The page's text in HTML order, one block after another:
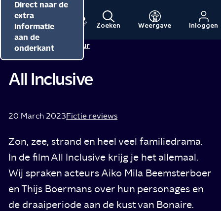
Direct naar de
inhoud
Direct naar de
hoofdnavigatie
Direct naar de
extra
informatie
aan de
onderkant
Menu
Naar
de
NPO
beginpagina
NPO
Zoeken Weergave Inloggen
Redactie NPO Cultuur
All Inclusive
20 March 2023Fictie reviews
Zon, zee, strand en heel veel familiedrama.
In de film All Inclusive krijg je het allemaal.
Wij spraken acteurs Aiko Mila Beemsterboer
en Thijs Boermans over hun personages en
de draaiperiode aan de kust van Bonaire.